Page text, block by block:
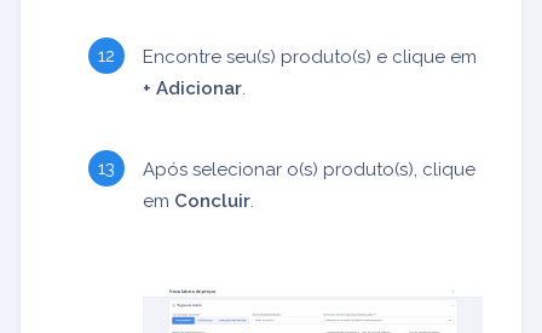
Encontre seu(s) produto(s) e clique em
+ Adicionar.
Após selecionar o(s) produto(s), clique
em Concluir.